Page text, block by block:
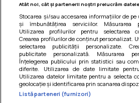
Termeni si conditii |
Atât noi, cât și partenerii noștri prelucrăm
Stocarea și/sau accesarea informațiilor de
și îmbunătățirea serviciilor. Măsurarea
Utilizarea profilurilor pentru selectarea
Crearea profilurilor de conținut personalizat.
selectarea publicității personalizate.
publicitate personalizată. Măsurarea
Înțelegerea publicului prin statistici sau
diferite. Utilizarea de date limitate
Utilizarea datelor limitate pentru a selecta
geolocație și identificarea prin scanarea
Listă parteneri (furnizori)